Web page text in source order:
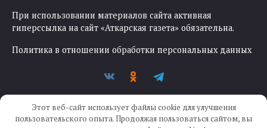
При использовании материалов сайта активная
гиперссылка на сайт «Аткарская газета» обязательна.
Политика в отношении обработки персональных данных
Этот веб-сайт использует файлы cookie для улучшения
пользовательского опыта. Продолжая пользоваться сайтом, вы